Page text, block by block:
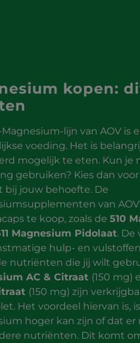
kopen:
lijn van AOV is
voeding. Het is
mogelijk te eten. Kun je
gebruiken? Kies dan
bij jouw behoefte. De
van
te koop, zoals de510
Magnesium Pidolaat. De
hulp- en
nutriënten die jij wilt
AC & Citraat (150 mg)
(150 mg) zijn
Het voordeel hiervan is,
hoger kan zijn of dat
nutriënten. Dit komt